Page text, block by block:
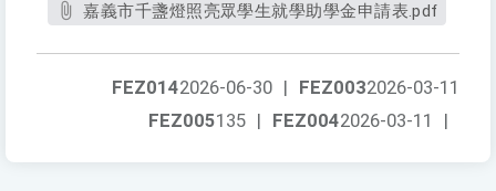
嘉義市千盞燈照亮眾學生就學助學金申請表.pdf
FEZ0032026-03-11
FEZ0142026-06-30 |
FEZ0042026-03-11 |
FEZ005135 |